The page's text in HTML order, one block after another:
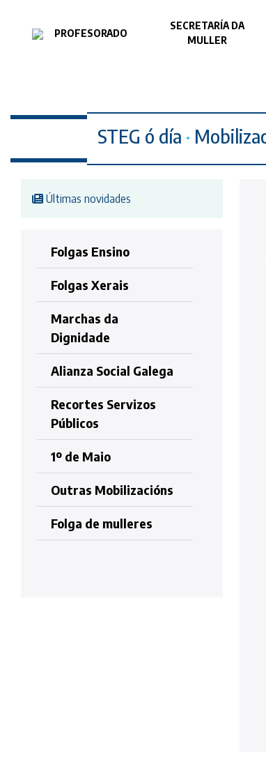
PROFESORADO
SECRETARÍA DA
MULLER
STEG ó día ·
Últimas novidades
Folgas Ensino
Folgas Xerais
Marchas da
Dignidade
Alianza Social Galega
Recortes Servizos
Públicos
1º de Maio
Outras Mobilizacións
Folga de mulleres